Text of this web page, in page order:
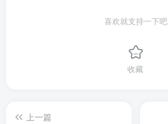
喜欢就支持一下吧
收藏
上一篇